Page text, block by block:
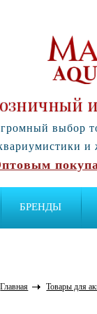
выбор
БРЕНДЫ
Главная Товары для